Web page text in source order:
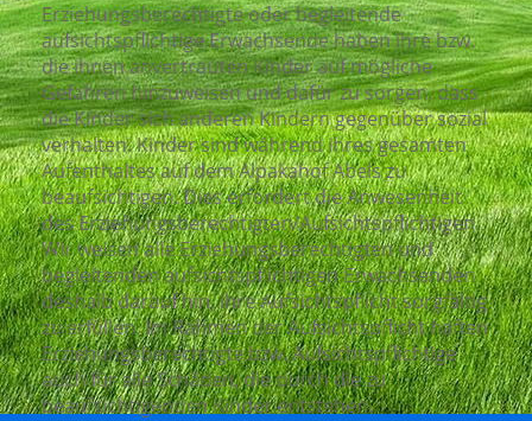
Erziehungsberechtigte oder begleitende
aufsichtspflichtige Erwachsende haben ihre bzw.
die ihnen anvertrauten Kinder auf mögliche
Gefahren hinzuweisen und dafür zu sorgen, dass
die Kinder sich anderen Kindern gegenüber sozial
verhalten. Kinder sind während ihres gesamten
Aufenthaltes auf dem Alpakahof Abels zu
beaufsichtigen. Dies erfordert die Anwesenheit
des Erziehungsberechtigten/Aufsichtspflichtigen.
Wir weisen alle Erziehungsberechtigten und
begleitenden aufsichtspflichtigen Erwachsenden
deshalb darauf hin, ihre Aufsichtspflicht sorgfältig
zu erfüllen. Im Rahmen der Aufsichtspflicht haften
Erziehungsberechtigte bzw. Aufsichtspflichtige
auch für alle Schäden, die durch die zu
beaufsichtigenden Kinder entstehen.